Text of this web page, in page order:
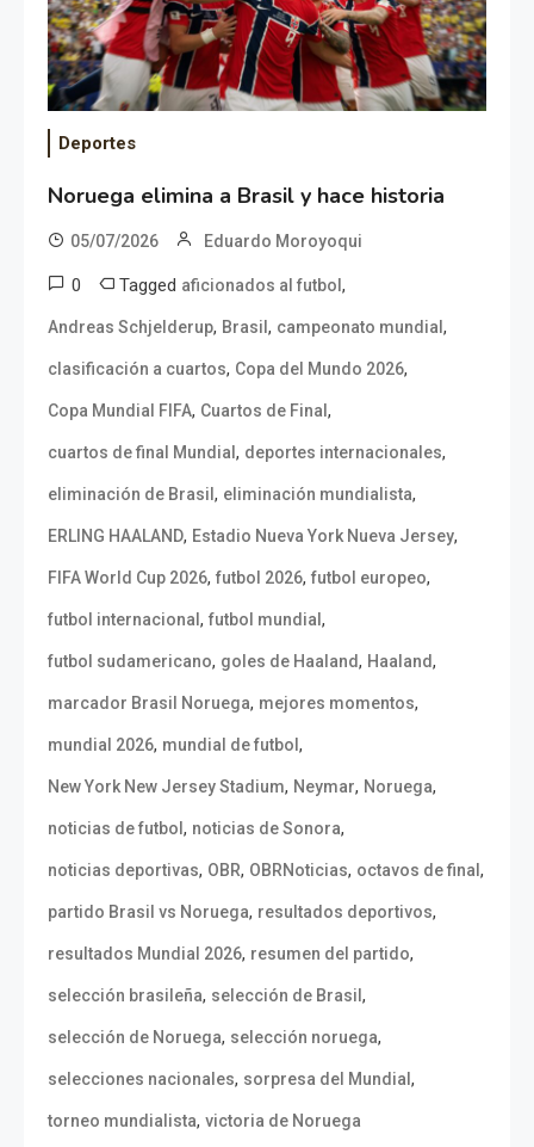
Deportes
Noruega elimina a Brasil y hace historia
05/07/2026 Eduardo Moroyoqui
0 Tagged aficionados al futbol ,
Andreas Schjelderup, Brasil , campeonato mundial ,
clasificación a cuartos, Copa del Mundo 2026,
Copa Mundial FIFA, Cuartos de Final ,
cuartos de final Mundial , deportes internacionales,
eliminación de Brasil , eliminación mundialista,
ERLING HAALAND, Estadio Nueva York Nueva Jersey,
FIFA World Cup 2026, futbol 2026, futbol europeo,
futbol internacional , futbol mundial ,
futbol sudamericano, goles de Haaland, Haaland,
marcador Brasil Noruega, mejores momentos,
mundial 2026, mundial de futbol ,
New York New Jersey Stadium, Neymar, Noruega,
noticias de futbol , noticias de Sonora,
noticias deportivas, OBR, OBRNoticias, octavos de final ,
partido Brasil vs Noruega, resultados deportivos,
resultados Mundial 2026, resumen del partido,
selección brasileña, selección de Brasil ,
selección de Noruega, selección noruega,
selecciones nacionales, sorpresa del Mundial ,
torneo mundialista, victoria de Noruega